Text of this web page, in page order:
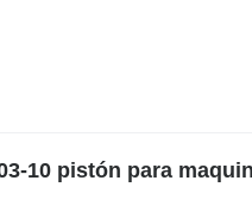
10 pistón para